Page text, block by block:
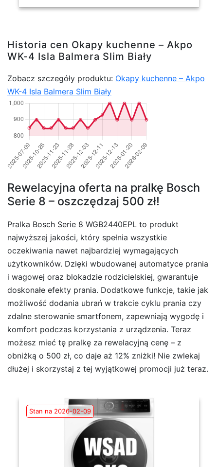
Historia cen Okapy kuchenne – Akpo
WK-4 Isla Balmera Slim Biały
Zobacz szczegóły produktu: Okapy kuchenne – Akpo
WK-4 Isla Balmera Slim Biały
Rewelacyjna oferta na pralkę Bosch
Serie 8 – oszczędzaj 500 zł!
Pralka Bosch Serie 8 WGB2440EPL to produkt
najwyższej jakości, który spełnia wszystkie
oczekiwania nawet najbardziej wymagających
użytkowników. Dzięki wbudowanej automatyce prania
i wagowej oraz blokadzie rodzicielskiej, gwarantuje
doskonałe efekty prania. Dodatkowe funkcje, takie jak
możliwość dodania ubrań w trakcie cyklu prania czy
zdalne sterowanie smartfonem, zapewniają wygodę i
komfort podczas korzystania z urządzenia. Teraz
możesz mieć tę pralkę za rewelacyjną cenę – z
obniżką o 500 zł, co daje aż 12% zniżki! Nie zwlekaj
dłużej i skorzystaj z tej wyjątkowej promocji już teraz.
Stan na 2026-02-09